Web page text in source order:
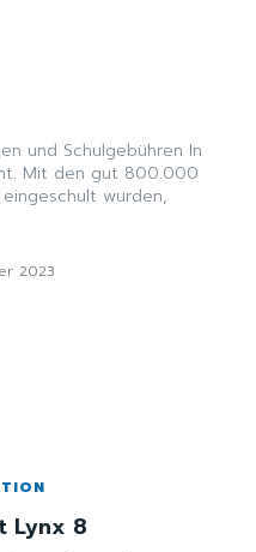
und Schulgebühren In
wurden,
2023
Lynx 8